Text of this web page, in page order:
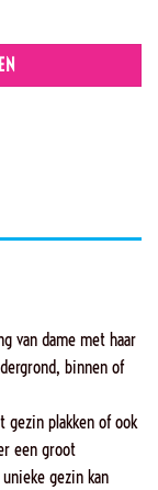
van dame met haar
binnen of
gezin plakken of ook
een groot
gezin kan